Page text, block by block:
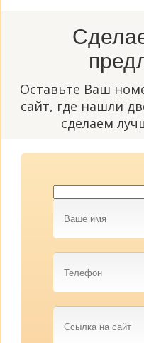
Оставьте Ваш
сайт, где нашли
сделаем
Ваше
имя
Телефон
Ссылка
на